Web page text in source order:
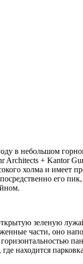
в небольшом
+ Kantor
холма и
его
зеленую
части, оно
находится